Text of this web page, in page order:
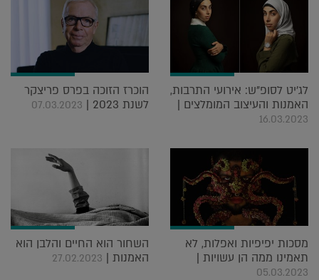
לג'יט לסופ"ש: אירועי התרבות,
האמנות והעיצוב המומלצים |
16.03.2023
הוכרז הזוכה בפרס פריצקר
לשנת 2023 |
07.03.2023
מסכות יפיפיות ואפלות, לא
תאמינו ממה הן עשויות |
05.03.2023
השחור הוא החיים והלבן הוא
האמנות | 27.02.2023